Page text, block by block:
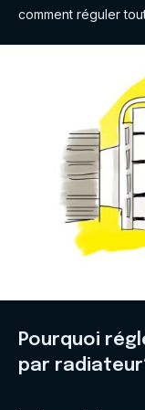
comment réguler
Pourquoi
par